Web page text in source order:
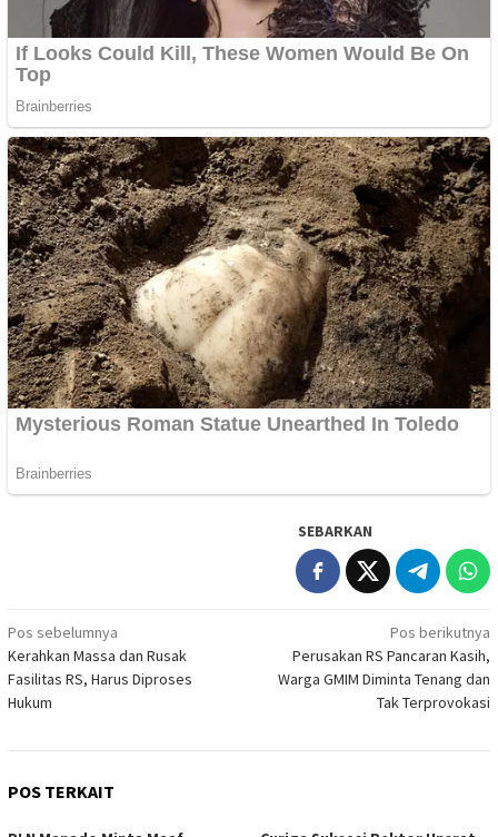
SEBARKAN
Navigasi
pos
Pos sebelumnya
Kerahkan Massa dan Rusak
Fasilitas RS, Harus Diproses
Hukum
Pos berikutnya
Perusakan RS Pancaran Kasih,
Warga GMIM Diminta Tenang dan
Tak Terprovokasi
POS TERKAIT